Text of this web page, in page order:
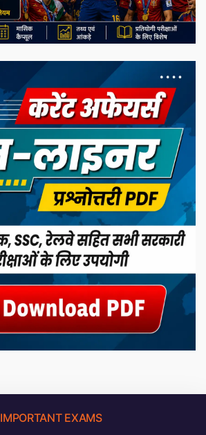
IMPORTANT EXAMS